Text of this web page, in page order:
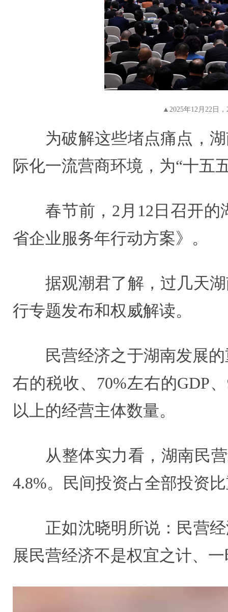
▲2025年12月22日
为破解这些堵点痛点，
际化一流营商环境，为“十五
春节前，2月12日召开
省企业服务年行动方案》。
据观潮君了解，过几天
行专题发布和权威解读。
民营经济之于湖南发展
右的税收、70%左右的GDP
以上的经营主体数量。
从整体实力看，湖南民
4.8%。民间投资占全部投资
正如沈晓明所说：民营
展民营经济不是权宜之计、